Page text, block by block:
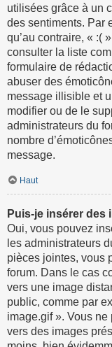
utilisées grâce à un
des sentiments. Par
qu’au contraire, « :(
consulter la liste
formulaire de
abuser des
message illisible et
modifier ou de le
administrateurs du
nombre
message.
Haut
Puis-je insérer des
Oui, vous pouvez
les administrateurs
pièces jointes, vous
forum. Dans le cas
vers une image
public, comme par
image.gif ». Vous
vers des images